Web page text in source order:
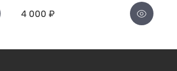
4 000 ₽